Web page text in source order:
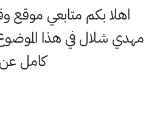
اهلا بكم متابعي موقع
مهدي شلال في هذا
كامل عن